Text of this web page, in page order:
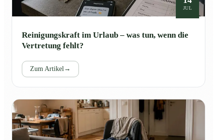
JUL
Reinigungskraft im Urlaub – was tun, wenn die
Vertretung fehlt?
Zum Artikel→